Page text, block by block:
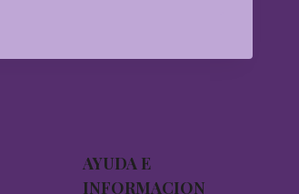
AYUDA E
INFORMACION